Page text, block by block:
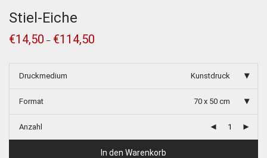
Stiel-Eiche
€14,50 – €114,50
Druckmedium Kunstdruck
Format 70 x 50 cm
Anzahl
In den Warenkorb